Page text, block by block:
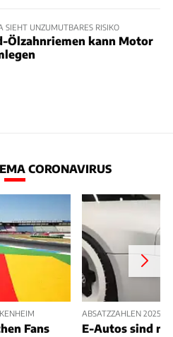
SIEHT UNZUMUTBARES RISIKO
Ölzahnriemen kann Motor
CORONAVIRUS
Fans
ABSATZZAHLEN 2025 –
E-Autos sind